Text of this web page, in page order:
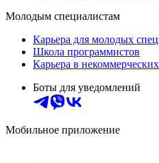
Молодым специалистам
Карьера для молодых
Школа программистов
Карьера в
Боты для уведомлений
Мобильное приложение